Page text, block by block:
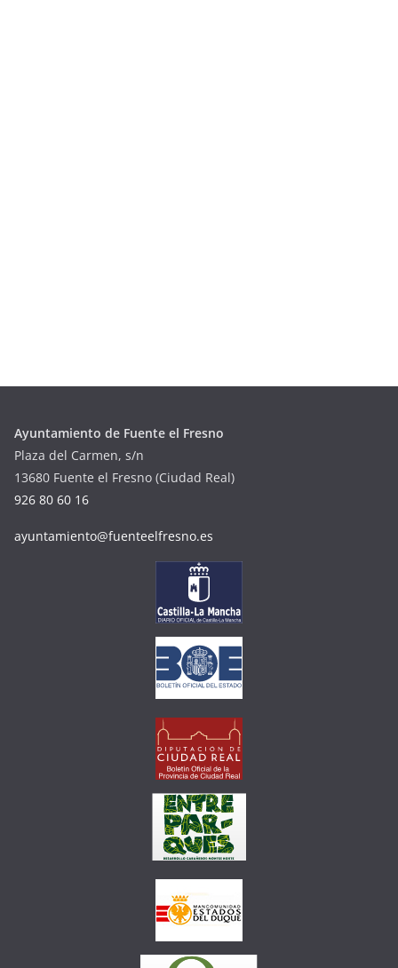
Ayuntamiento de Fuente el Fresno
Plaza del Carmen, s/n
13680 Fuente el Fresno (Ciudad Real)
926 80 60 16
ayuntamiento@fuenteelfresno.es